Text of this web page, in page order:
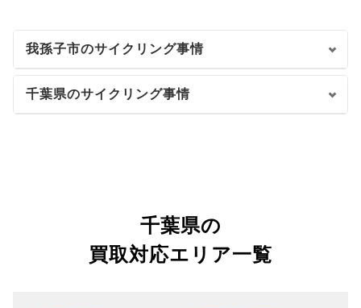
我孫子市のサイクリング事情
千葉県のサイクリング事情
千葉県の
買取対応エリア一覧